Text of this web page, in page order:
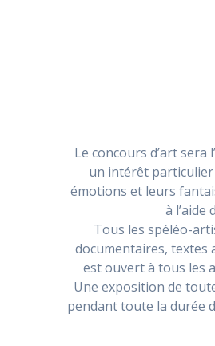
Le concours d’art
un intérêt
émotions et leurs
à l’aide
Tous les spéléo-
documentaires, textes
est ouvert à tous les
Une exposition de
pendant toute la durée